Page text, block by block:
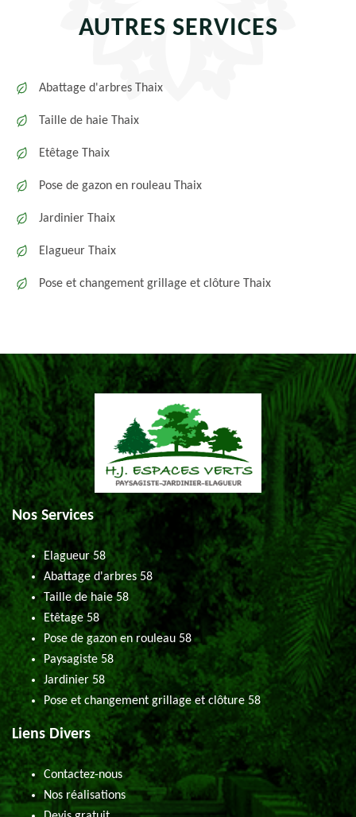
AUTRES SERVICES
Abattage d'arbres Thaix
Taille de haie Thaix
Etêtage Thaix
Pose de gazon en rouleau Thaix
Jardinier Thaix
Elagueur Thaix
Pose et changement grillage et clôture Thaix
Nos Services
Elagueur 58
Abattage d'arbres 58
Taille de haie 58
Etêtage 58
Pose de gazon en rouleau 58
Paysagiste 58
Jardinier 58
Pose et changement grillage et clôture 58
Liens Divers
Contactez-nous
Nos réalisations